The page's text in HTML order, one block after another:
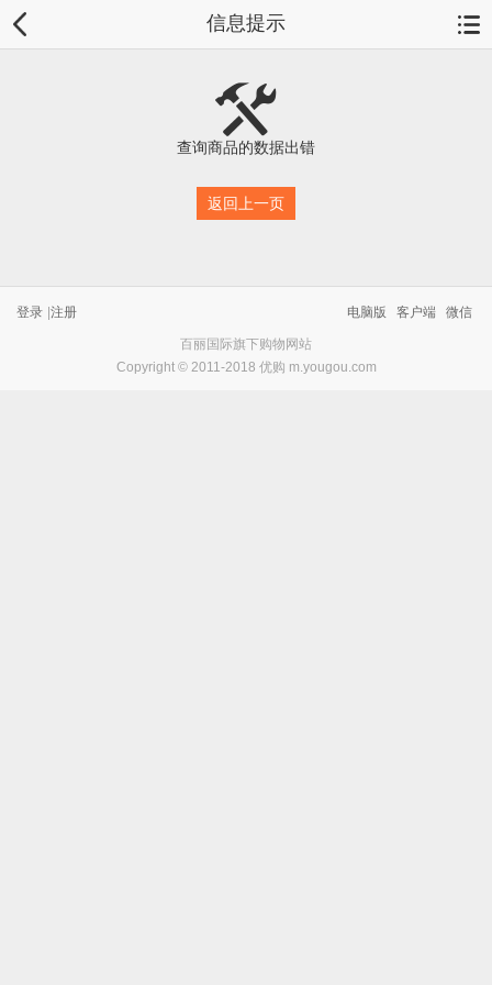
信息提示
查询商品的数据出错
返回上一页
登录 注册 电脑版 客户端 微信
百丽国际旗下购物网站
Copyright © 2011-2018 优购 m.yougou.com